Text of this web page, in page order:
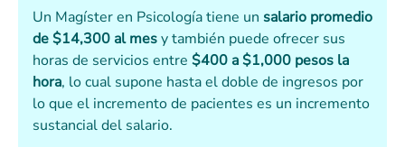
Un Magíster en Psicología tiene un salario promedio
de $14,300 al mesy también puede ofrecer sus
horas de servicios entre $400 a $1,000 pesos la
hora, lo cual supone hasta el doble de ingresos por
lo que el incremento de pacientes es un incremento
sustancial del salario.